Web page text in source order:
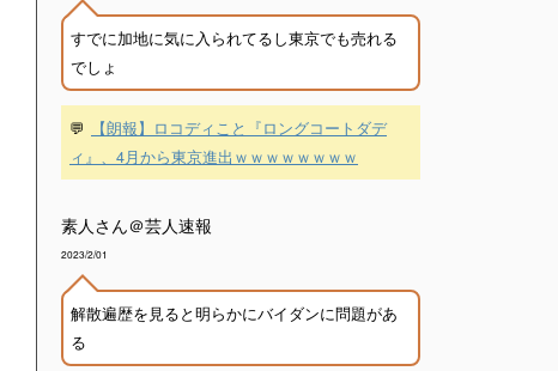
すでに加地に気に入られてるし東京でも売れる
でしょ
💬
【朗報】ロコディこと『ロングコートダデ
ィ』、4月から東京進出ｗｗｗｗｗｗｗｗ
素人さん＠芸人速報
2023/2/01
解散遍歴を見ると明らかにバイダンに問題があ
る